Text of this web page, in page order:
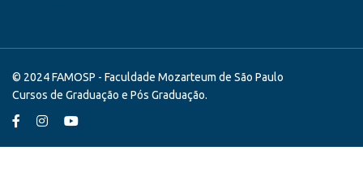
© 2024 FAMOSP - Faculdade Mozarteum de São Paulo
Cursos de Graduação e Pós Graduação.